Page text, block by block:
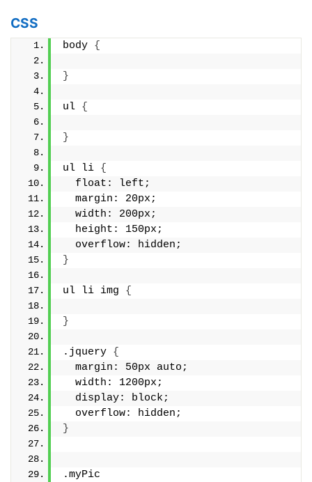
CSS
body {
}
ul {
}
ul li {
  float: left;
  margin: 20px;
  width: 200px;
  height: 150px;
  overflow: hidden;
}
ul li img {
}
.jquery {
  margin: 50px auto;
  width: 1200px;
  display: block;
  overflow: hidden;
}
.myPic